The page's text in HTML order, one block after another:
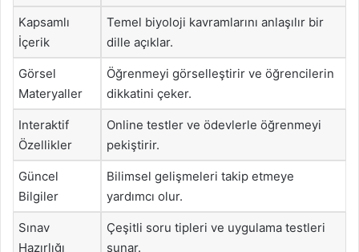
Kapsamlı
İçerik
Temel biyoloji kavramlarını anlaşılır bir
dille açıklar.
Görsel
Materyaller
Öğrenmeyi görselleştirir ve öğrencilerin
dikkatini çeker.
Interaktif
Özellikler
Online testler ve ödevlerle öğrenmeyi
pekiştirir.
Güncel
Bilgiler
Bilimsel gelişmeleri takip etmeye
yardımcı olur.
Sınav
Hazırlığı
Çeşitli soru tipleri ve uygulama testleri
sunar.